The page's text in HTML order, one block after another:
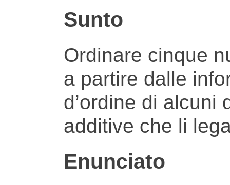
Sunto
Ordinare cinque
a partire dalle
d’ordine di alcuni
additive che li
Enunciato